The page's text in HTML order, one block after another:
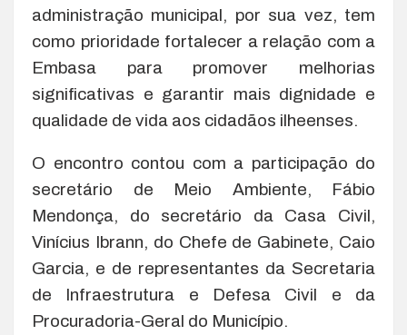
administração municipal, por sua vez, tem
como prioridade fortalecer a relação com a
Embasa para promover melhorias
significativas e garantir mais dignidade e
qualidade de vida aos cidadãos ilheenses.
O encontro contou com a participação do
secretário de Meio Ambiente, Fábio
Mendonça, do secretário da Casa Civil,
Vinícius Ibrann, do Chefe de Gabinete, Caio
Garcia, e de representantes da Secretaria
de Infraestrutura e Defesa Civil e da
Procuradoria-Geral do Município.